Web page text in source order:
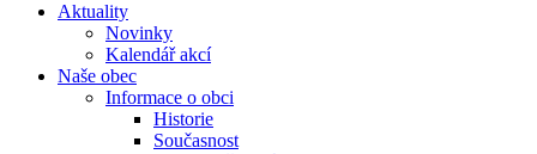
Aktuality
Novinky
Kalendář akcí
Naše obec
Informace o obci
Historie
Současnost